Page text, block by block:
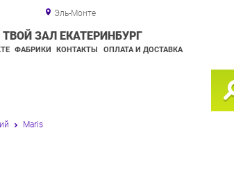
Эль-Монте
ТВОЙ ЗАЛ ЕКАТЕРИНБУРГ
ФАБРИКИ КОНТАКТЫ ОПЛАТА И ДОСТАВКА
Maris